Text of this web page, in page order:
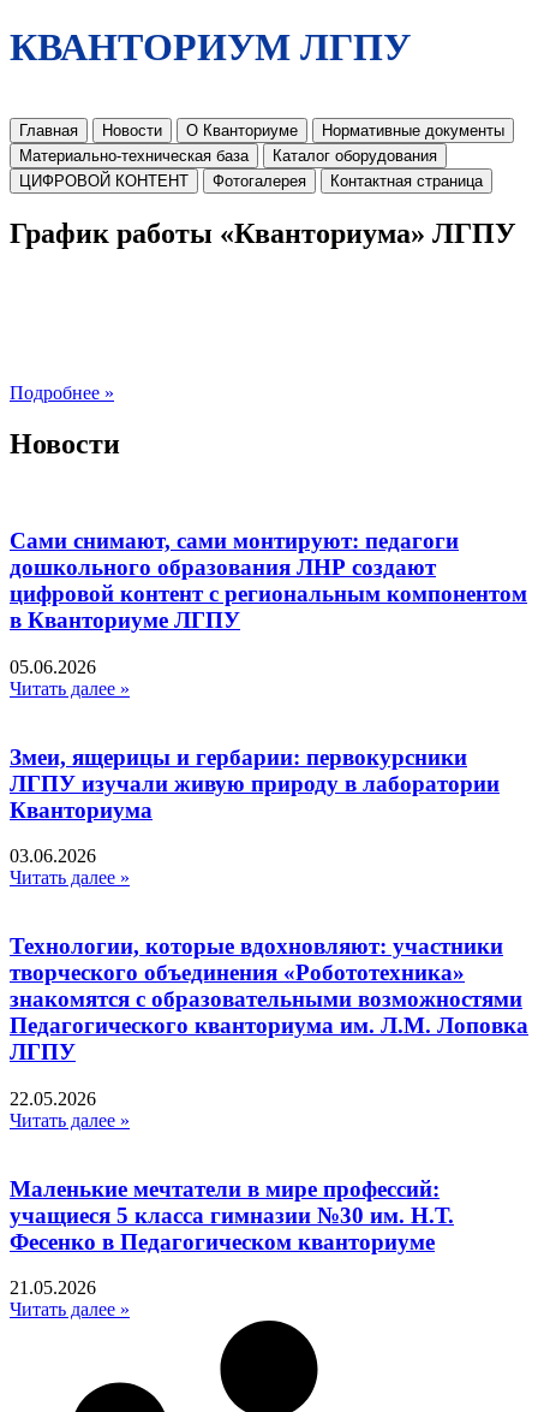
КВАНТОРИУМ ЛГПУ
Главная Новости О Кванториуме
Нормативные документы
Материально-техническая база
Каталог оборудования
ЦИФРОВОЙ КОНТЕНТ
Фотогалерея Контактная страница
График работы «Кванториума» ЛГПУ
Подробнее »
Новости
Сами снимают, сами монтируют: педагоги
дошкольного образования ЛНР создают
цифровой контент с региональным компонентом
в Кванториуме ЛГПУ​
05.06.2026
Читать далее »
Змеи, ящерицы и гербарии: первокурсники
ЛГПУ изучали живую природу в лаборатории
Кванториума
03.06.2026
Читать далее »
Технологии, которые вдохновляют: участники
творческого объединения «Робототехника»
знакомятся с образовательными возможностями
Педагогического кванториума им. Л.М. Лоповка
ЛГПУ
22.05.2026
Читать далее »
Маленькие мечтатели в мире профессий:
учащиеся 5 класса гимназии №30 им. Н.Т.
Фесенко в Педагогическом кванториуме
21.05.2026
Читать далее »